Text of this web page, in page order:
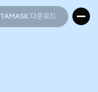
다운로드